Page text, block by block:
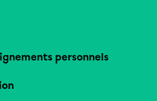
personnels